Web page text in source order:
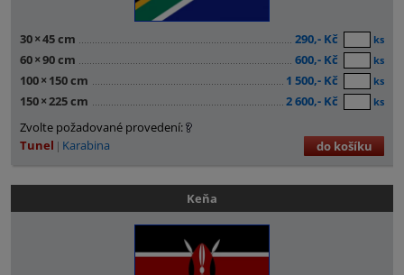
30×45 cm 290,- Kč ks
60×90 cm 600,- Kč ks
100× 150 cm 1 500,- Kč ks
150×225 cm 2 600,- Kč ks
Zvolte požadované provedení:
Tunel
Karabina do košíku
Keňa